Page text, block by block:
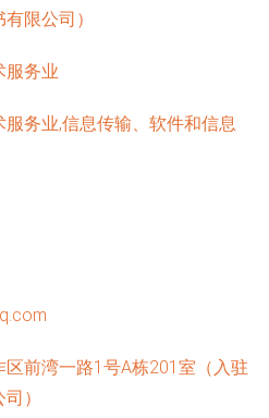
限公司）
服务业
务业,信息传输、软件和信息
前湾一路1号A栋201室（入驻
）